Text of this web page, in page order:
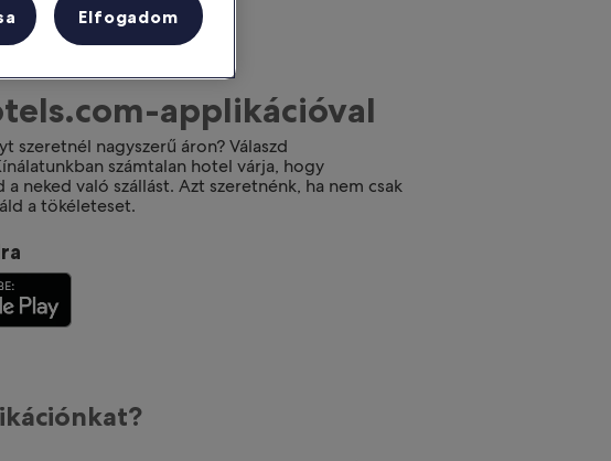
applikációval
szeretnél nagyszerű áron? Válaszd
számtalan hotel várja, hogy
neked való szállást. Azt szeretnénk, ha nem csak
a tökéleteset.
Elfogadom